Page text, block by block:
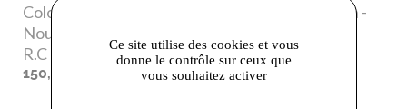
Colonniem Créations
Nouvelle collection
R.C
150,00 €
Coloniem Creation -
110,00 €
Ce site utilise des cookies et vous
donne le contrôle sur ceux que
vous souhaitez activer